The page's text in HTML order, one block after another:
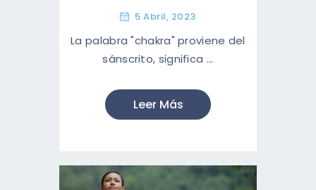
5 Abril, 2023
La palabra "chakra" proviene del
sánscrito, significa ...
Leer Más